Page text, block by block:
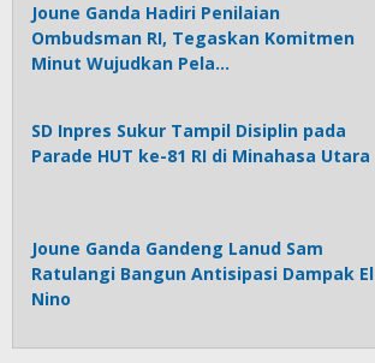
Joune Ganda Hadiri Penilaian
Ombudsman RI, Tegaskan Komitmen
Minut Wujudkan Pela…
SD Inpres Sukur Tampil Disiplin pada
Parade HUT ke-81 RI di Minahasa Utara
Joune Ganda Gandeng Lanud Sam
Ratulangi Bangun Antisipasi Dampak El
Nino